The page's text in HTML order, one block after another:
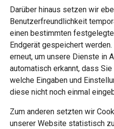
Darüber hinaus setzen wir
Benutzerfreundlichkeit
einen bestimmten
Endgerät gespeichert
erneut, um unsere Dienste in
automatisch erkannt, dass
welche Eingaben und
diese nicht noch einmal
Zum anderen setzten wir
unserer Website statistisch